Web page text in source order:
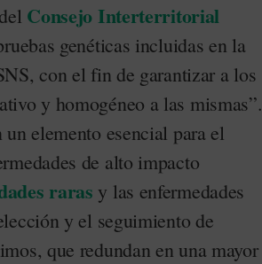
Consejo Interterritorial
genéticas incluidas en la
con el fin de garantizar a los
y homogéneo a las mismas”.
elemento esencial para el
de alto impacto
raras y las enfermedades
y el seguimiento de
que redundan en una mayor